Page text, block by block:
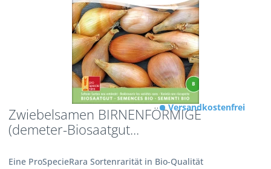
Zwiebelsamen BIRNENFÖRMIGE
(demeter-Biosaatgut...
Eine ProSpecieRara Sortenrarität in Bio-Qualität
Versandkostenfrei